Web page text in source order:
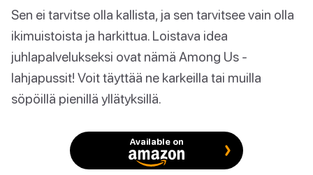
Sen ei tarvitse olla kallista, ja sen tarvitsee vain olla
ikimuistoista ja harkittua. Loistava idea
juhlapalvelukseksi ovat nämä Among Us -
lahjapussit! Voit täyttää ne karkeilla tai muilla
söpöillä pienillä yllätyksillä.
Available on